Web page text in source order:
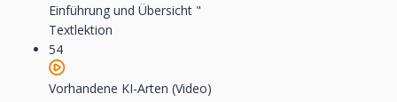
Einführung und Übersicht "
Textlektion
54
Vorhandene KI-Arten (Video)